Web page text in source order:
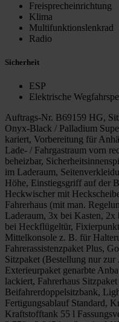
Freisprecheinrichtung
Klima
Multifunktionslenkrad
Radio
Sicherheit
ESP
Elektrische
Auftrags-Nr. B69159 HG,
Onyx-Black / Palladium
kariert, Vorbereitung für
Lade- / Fahrgastraum vorn
beheizbar,
im Laderaum,
Höhe, Einstiegsgriff auf der
Heckwischer mit
Fahrerhaus (mit man.
Laderaum, 3x bei Kasten, 2x
bei Heckflügeltür,
Mittelkonsole z. B. für
Fahrerassistenzpaket Plus,
Sitzpaket (Bestellung nur zur
Exterieurpaket genarbte
lackiert, Fahrerhaus
Beifahrerdoppelsitzbank,
Fertigungsablauf Standard,
Kraftstofftank 55 l